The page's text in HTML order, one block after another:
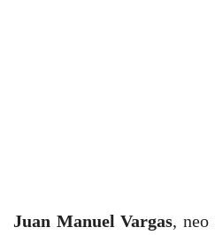
Juan Manuel Vargas, neo